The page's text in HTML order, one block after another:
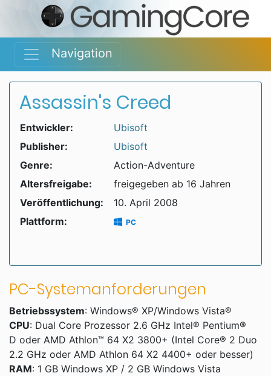
Navigation
Assassin's Creed
Entwickler:
Ubisoft
Publisher:
Ubisoft
Genre:
Action-Adventure
Altersfreigabe:
freigegeben ab 16 Jahren
Veröffentlichung:
10. April 2008
Plattform:
PC
PC-Systemanforderungen
Betriebssystem: Windows® XP/Windows Vista®
CPU: Dual Core Prozessor 2.6 GHz Intel® Pentium®
D oder AMD Athlon™ 64 X2 3800+ (Intel Core® 2 Duo
2.2 GHz oder AMD Athlon 64 X2 4400+ oder besser)
RAM: 1 GB Windows XP / 2 GB Windows Vista